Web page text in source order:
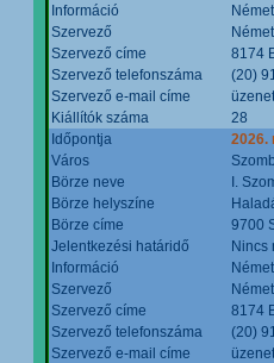
Információ
Szervező
Szervező címe
8174
Szervező telefonszáma
(20)
Szervező e-mail címe
Kiállítók száma
28
Időpontja
2026.
Város
Börze neve
I.
Börze helyszíne
Börze címe
9700
Jelentkezési határidő
Nincs
Információ
Szervező
Szervező címe
8174
Szervező telefonszáma
(20)
Szervező e-mail címe